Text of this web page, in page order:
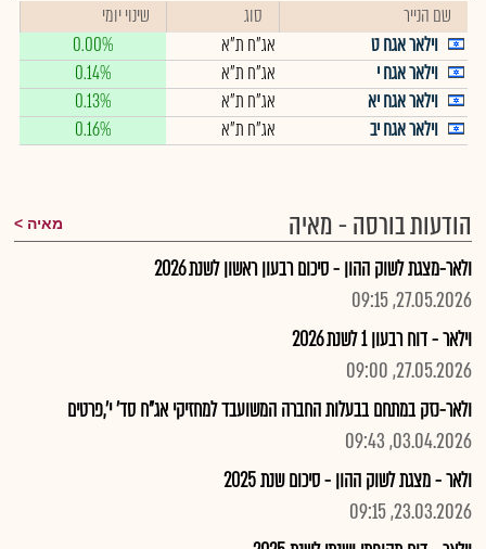
שם הנייר סוג
שינוי יומי
וילאר אגח ט
אג"ח ת"א
0.00%
וילאר אגח י
אג"ח ת"א
0.14%
וילאר אגח יא
אג"ח ת"א
0.13%
וילאר אגח יב
אג"ח ת"א 0.16%
הודעות בורסה - מאיה מאיה
ולאר-מצגת לשוק ההון - סיכום רבעון ראשון לשנת 2026
27.05.2026, 09:15
וילאר - דוח רבעון 1 לשנת 2026
27.05.2026, 09:00
ולאר-נזק במתחם בבעלות החברה המשועבד למחזיקי אג"ח סד' י',פרטים
03.04.2026, 09:43
ולאר - מצגת לשוק ההון - סיכום שנת 2025
23.03.2026, 09:15